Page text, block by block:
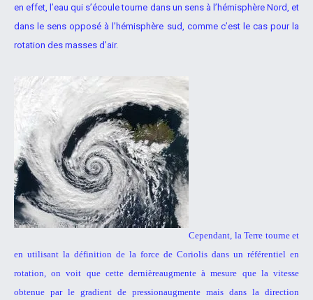
eneffet, l’eau qui s’écoule tourne dans un sens à l’hémisphère Nord, et
dans le sens opposé à l’hémisphère sud, comme c’est le cas pour la
rotation des masses d’air.
Cependant, la Terre tourne et
en utilisant la définition de la force de Coriolis dans un référentiel en
rotation, on voit que cette dernièreaugmente à mesure que la vitesse
obtenue par le gradient de pressionaugmente mais dans la direction